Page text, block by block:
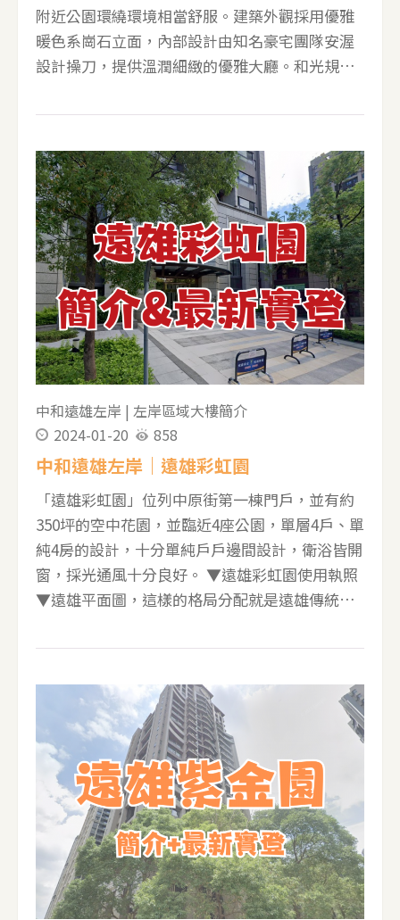
附近公園環繞環境相當舒服。建築外觀採用優雅
暖色系崗石立面，內部設計由知名豪宅團隊安渥
設計操刀，提供溫潤細緻的優雅大廳。和光規劃
70坪，在左岸區域算是比較親民的一個社區。 ▼
雄和光的重點整理給大家 1、位於櫻花大道，且
1787 坪三面臨路大基地優勢，並有雙公園環抱
2、前後退縮，大棟距，前後棟距約 40~50 米 3、
左岸第一個專為小家庭規畫，格局、建材都是指
標型個案 4、均質小家庭客層，一層 6 戶-2 房 28
坪、3 房 38 坪 5、飯店式規劃大廳設計，挑高 7.2
米，並採當代日式風格設計 6、人行動線四進式
規劃設計:大門&rarr;大廳物管&rarr;梯廳&rarr;電
梯當層設定 7、38 坪戶戶三面採光，皆是低檯度
大面窗設計，通風佳，部分戶別可遠眺城市及山
色景 觀 8、28 坪整體面寬 9.5 米，二房二廳，戶
戶房間都有
中和遠雄左岸 | 左岸區域大樓簡介
2024-01-20
858
中和遠雄左岸｜遠雄彩虹園
「遠雄彩虹園」位列中原街第一棟門戶，並有約
350坪的空中花園，並臨近4座公園，單層4戶、單
純4房的設計，十分單純戶戶邊間設計，衛浴皆開
窗，採光通風十分良好。 ▼遠雄彩虹園使用執照
▼遠雄平面圖，這樣的格局分配就是遠雄傳統的
增加對流，更為節能，客廳旁邊有一個自由空
多隔一間房喔 ▼1樓挑高7.5米，設計大廳、接待
所，B1、1、2樓為停車空間，可看到四面皆臨
路，也有植栽與道路作區隔 ▼休閒設施位3樓，
有交誼廳、媽媽教室、兒童遊戲室、圖書室、游
泳池、瑜珈韻律室、健身房以及約350坪的空中花
園。 ▼遠雄彩虹園A1家配圖，朝東北方，房間、
衛浴、廚房全都有開窗 ▼遠雄彩虹園A2家配圖 ▼
遠雄彩虹園A3家配圖 ▼遠雄彩虹園A5家配圖 ▼
遠雄彩虹園實價登錄 -----------------------------------